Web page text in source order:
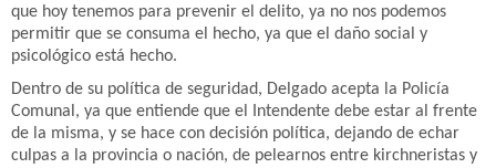
que hoy tenemos para prevenir el delito, ya no nos podemos
permitir que se consuma el hecho, ya que el daño social y
psicológico está hecho.
Dentro de su política de seguridad, Delgado acepta la Policía
Comunal, ya que entiende que el Intendente debe estar al frente
de la misma, y se hace con decisión política, dejando de echar
culpas a la provincia o nación, de pelearnos entre kirchneristas y